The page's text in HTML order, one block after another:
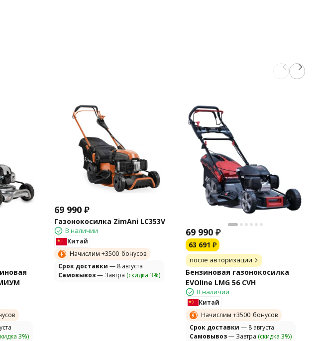
3%)
69 990 ₽
Газонокосилка ZimAni LC353V
В наличии
Китай
Начислим +3500 бонусов
Cрок доставки — 8 августа
Самовывоз— Завтра (скидка 3%)
69 990 ₽
63 691 ₽
после авторизации
Бензиновая газонокосилка
EVOline LMG 56 CVH
В наличии
Китай
Начислим +3500 бонусов
Cрок доставки — 8 августа
Самовывоз— Завтра (скидка 3%)